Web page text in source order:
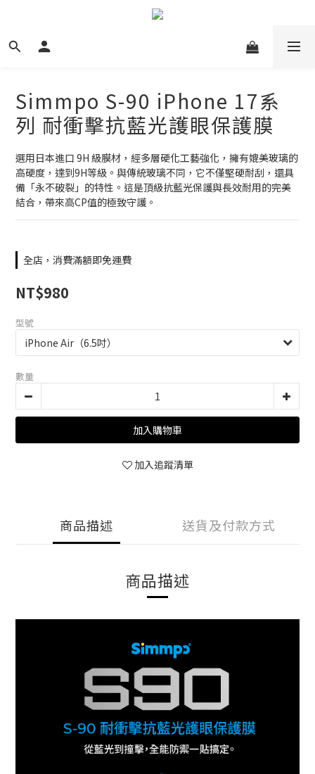
Simmpo S-90 iPhone 17系
列 耐衝擊抗藍光護眼保護膜
選用日本進口 9H 級膜材，經多層硬化工藝強化，擁有媲美玻璃的
高硬度，達到9H等級。與傳統玻璃不同，它不僅堅硬耐刮，還具
備「永不破裂」的特性。這是頂級抗藍光保護與長效耐用的完美
結合，帶來高CP值的極致守護。
全店，消費滿額即免運費
NT$980
型號
數量
加入購物車
加入追蹤清單
商品描述 送貨及付款方式
商品描述